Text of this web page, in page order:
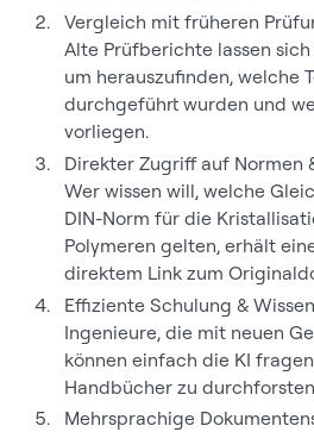
Vergleich mit früheren
Alte Prüfberichte lassen
um herauszufinden, welche
durchgeführt wurden und
vorliegen.
Direkter Zugriff auf Normen
Wer wissen will, welche
DIN-Norm für die
Polymeren gelten, erhält
direktem Link zum
Effiziente Schulung &
Ingenieure, die mit neuen
können einfach die KI
Handbücher zu
Mehrsprachige